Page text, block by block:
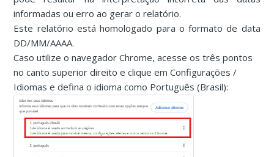
informadas ou erro ao gerar o relatório.
Este relatório está homologado para o formato de data
DD/MM/AAAA.
Caso utilize o navegador Chrome, acesse os três pontos
no canto superior direito e clique em Configurações /
Idiomas e defina o idioma como Português (Brasil):